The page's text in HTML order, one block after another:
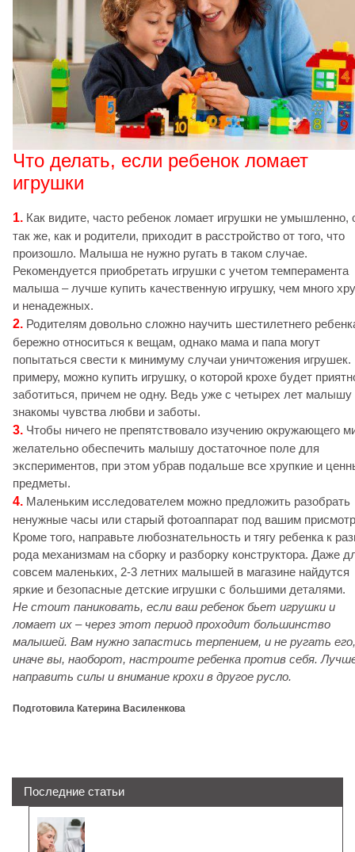
Что делать, если ребенок ломает
игрушки
1. Как видите, часто ребенок ломает игрушки не умышленно,
так же, как и родители, приходит в расстройство от того, что
произошло. Малыша не нужно ругать в таком случае.
Рекомендуется приобретать игрушки с учетом темперамента
малыша – лучше купить качественную игрушку, чем много
и ненадежных.
2. Родителям довольно сложно научить шестилетнего
бережно относиться к вещам, однако мама и папа могут
попытаться свести к минимуму случаи уничтожения игрушек.
примеру, можно купить игрушку, о которой крохе будет
заботиться, причем не одну. Ведь уже с четырех лет малышу
знакомы чувства любви и заботы.
3. Чтобы ничего не препятствовало изучению окружающего
желательно обеспечить малышу достаточное поле для
экспериментов, при этом убрав подальше все хрупкие и
предметы.
4. Маленьким исследователем можно предложить разобрать
ненужные часы или старый фотоаппарат под вашим
Кроме того, направьте любознательность и тягу ребенка к
рода механизмам на сборку и разборку конструктора. Даже
совсем маленьких, 2-3 летних малышей в магазине найдутся
яркие и безопасные детские игрушки с большими деталями.
Не стоит паниковать, если ваш ребенок бьет игрушки и
ломает их – через этот период проходит большинство
малышей. Вам нужно запастись терпением, и не ругать его,
иначе вы, наоборот, настроите ребенка против себя.
направить силы и внимание крохи в другое русло.
Подготовила Катерина Василенкова
Последние статьи